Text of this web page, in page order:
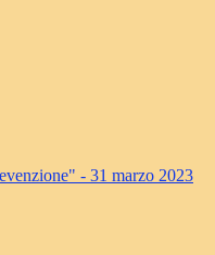
- 31 marzo 2023